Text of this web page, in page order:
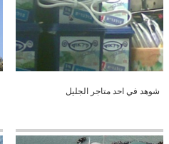
شوهد في احد متاجر الجليل